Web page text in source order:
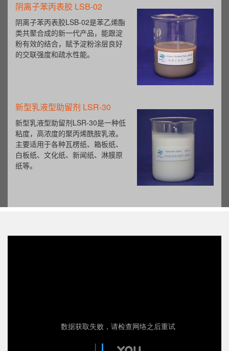
阴离子苯丙表胶 LSB-02
阴离子苯丙表胶LSB-02是苯乙烯酯
类共聚合成的新一代产品，能跟淀
粉有效的结合，赋予淀粉涂层良好
的交联强度和疏水性能。
新型乳液型助留剂 LSR-30
新型乳液型助留剂LSR-30是一种低
粘度，高浓度的聚丙烯酰胺乳液。
主要适用于各种瓦楞纸、箱板纸、
白板纸、文化纸、新闻纸、淋膜原
纸等。